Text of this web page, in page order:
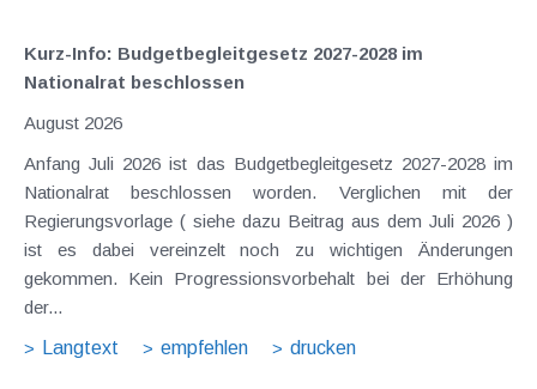
Kurz-Info: Budgetbegleitgesetz 2027-2028 im
Nationalrat beschlossen
August 2026
Anfang Juli 2026 ist das Budgetbegleitgesetz 2027-2028 im
Nationalrat beschlossen worden. Verglichen mit der
Regierungsvorlage ( siehe dazu Beitrag aus dem Juli 2026 )
ist es dabei vereinzelt noch zu wichtigen Änderungen
gekommen. Kein Progressionsvorbehalt bei der Erhöhung
der...
Langtext
empfehlen drucken